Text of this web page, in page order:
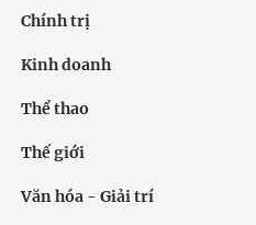
Chính trị
Kinh doanh
Thể thao
Thế giới
Văn hóa - Giải trí